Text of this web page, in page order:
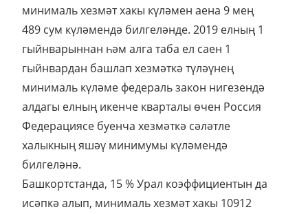
минималь хезмәт хакы күләмен аена 9 мең
489 сум күләмендә билгеләнде. 2019 елның 1
гыйнварыннан һәм алга таба ел саен 1
гыйнвардан башлап хезмәткә түләүнең
минималь күләме федераль закон нигезендә
алдагы елның икенче кварталы өчен Россия
Федерациясе буенча хезмәткә сәләтле
халыкның яшәү минимумы күләмендә
билгеләнә.
Башкортстанда, 15 % Урал коэффициентын да
исәпкә алып, минималь хезмәт хакы 10912